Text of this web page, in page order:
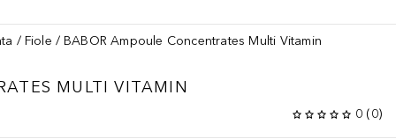
Fiole BABOR Ampoule Concentrates Multi Vitamin
MULTI VITAMIN
0 (0)